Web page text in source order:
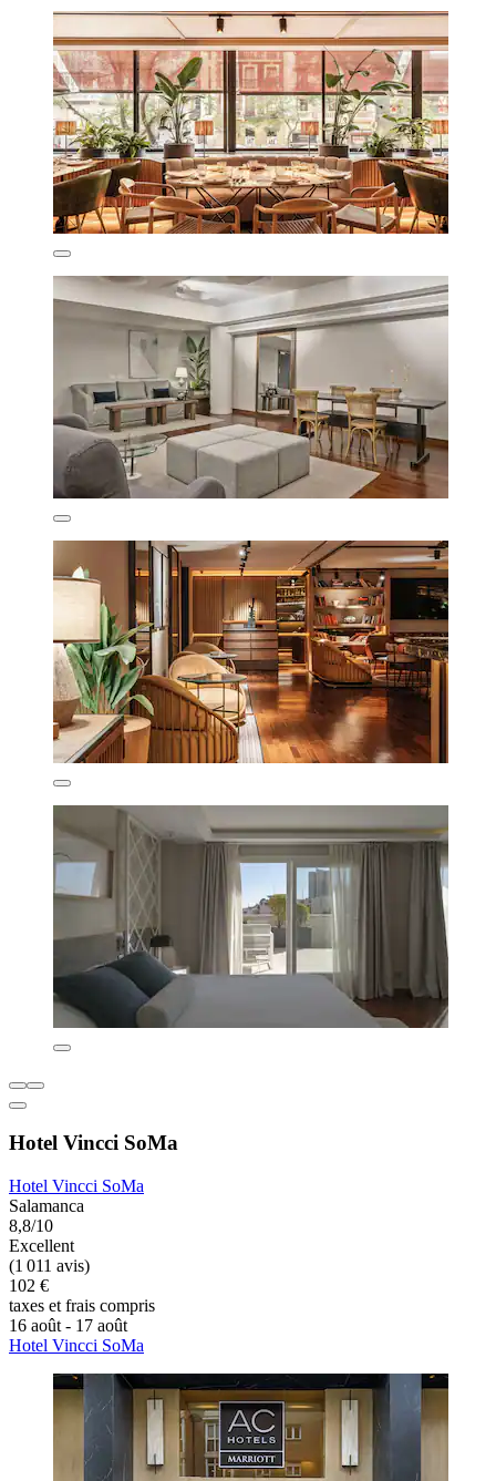
Hotel Vincci SoMa
Hotel Vincci SoMa
Salamanca
8,8/10
Excellent
(1 011 avis)
102 €
taxes et frais compris
16 août - 17 août
Hotel Vincci SoMa